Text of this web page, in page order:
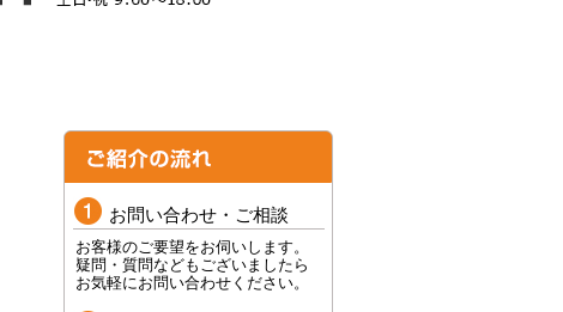
お問い合わせ・ご相談
お客様のご要望をお伺いします。
疑問・質問などもございましたら
お気軽にお問い合わせください。